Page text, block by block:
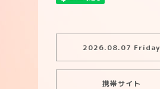
2026.08.07 Friday
携帯サイト